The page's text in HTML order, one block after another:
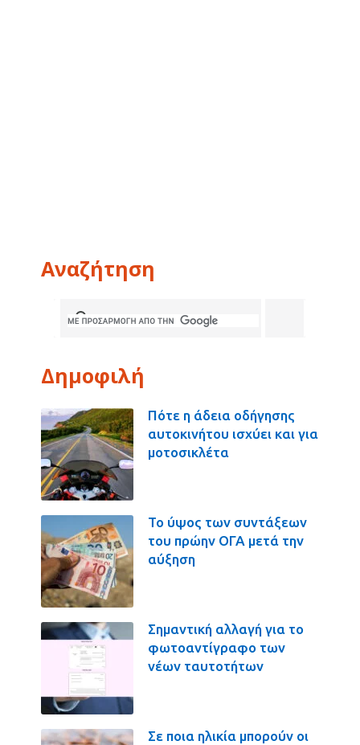
Αναζήτηση
Δημοφιλή
Πότε η άδεια οδήγησης
αυτοκινήτου ισχύει και για
μοτοσικλέτα
Το ύψος των συντάξεων
του πρώην ΟΓΑ μετά την
αύξηση
Σημαντική αλλαγή για το
φωτοαντίγραφο των
νέων ταυτοτήτων
Σε ποια ηλικία μπορούν οι